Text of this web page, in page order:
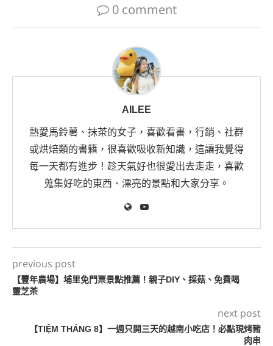
0 comment
AILEE
熱愛馬鈴薯、抹茶的女子，喜歡看書，行銷、社群
或烘焙類的書籍，很喜歡吸收新知識，這讓我覺得
每一天都有進步！趁天氣好也很愛出去走走，喜歡
蒐集好吃的東西、漂亮的景點和大家分享。
previous post
【豐年農場】埔里免門票景點推薦！親子DIY、採菇、免費喝
靈芝茶
next post
【TIỆM THÁNG 8】一週只開三天的越南小吃店！必點現烤豬
肉串